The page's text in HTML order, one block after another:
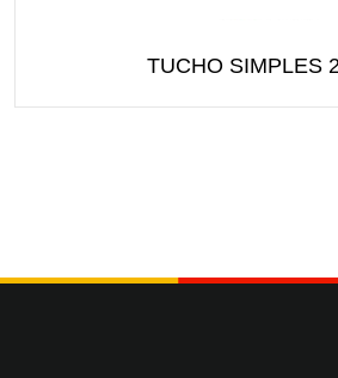
TUCHO SIMPLES